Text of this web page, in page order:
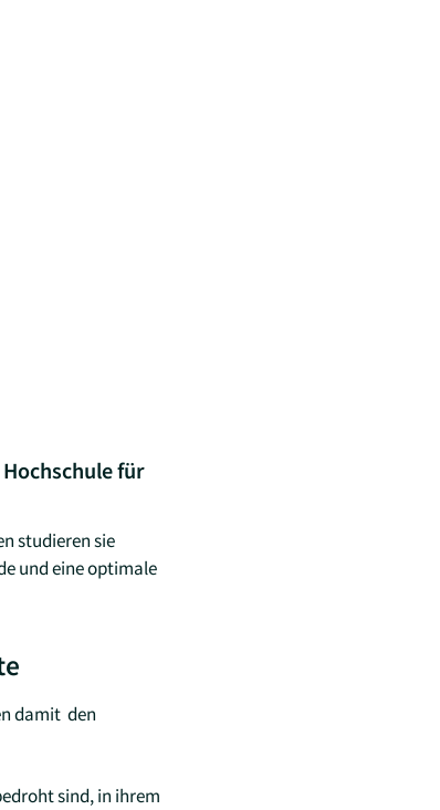
für
studieren sie
und eine optimale
damit den
sind, in ihrem